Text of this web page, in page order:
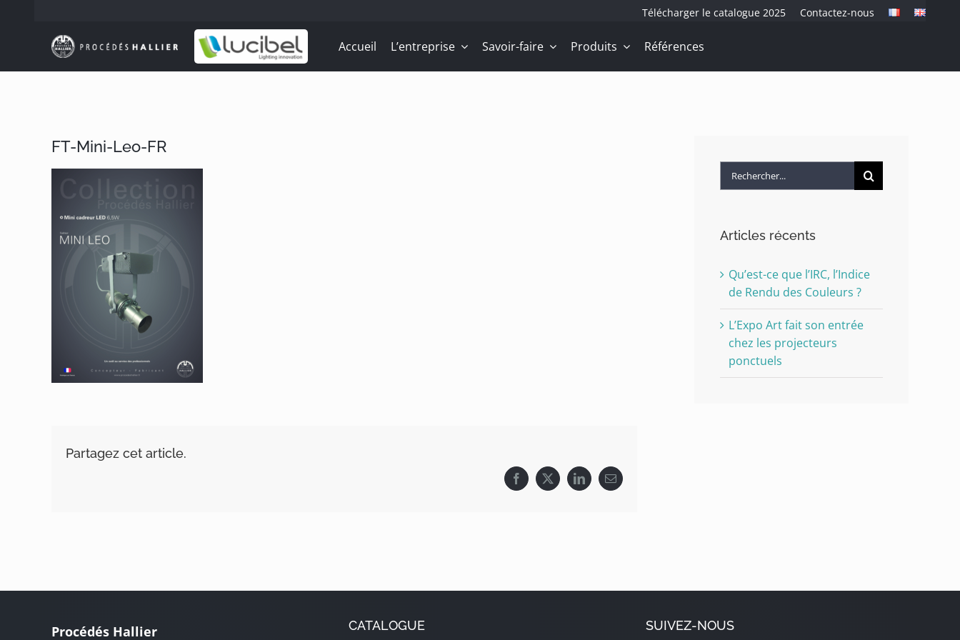
Télécharger le catalogue 2025 Contactez-nous
Accueil L’entreprise Savoir-faire Produits Références
FT-Mini-Leo-FR
Partagez cet article.
Facebook
X LinkedInEmail
Rechercher:
Articles récents
Qu’est-ce que l’IRC, l’Indice
de Rendu des Couleurs ?
L’Expo Art fait son entrée
chez les projecteurs
ponctuels
Procédés Hallier CATALOGUE SUIVEZ-NOUS